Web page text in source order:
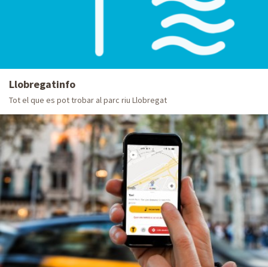
Llobregatinfo
Tot el que es pot trobar al parc riu Llobregat